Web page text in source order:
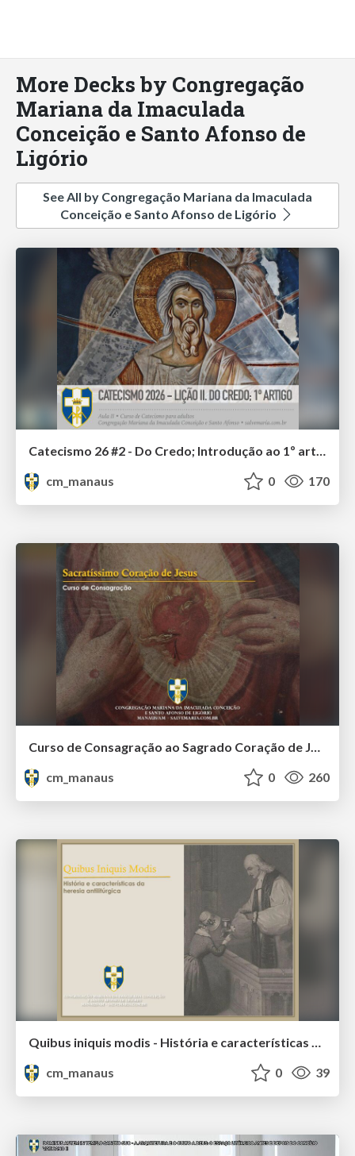
More Decks by Congregação
Mariana da Imaculada
Conceição e Santo Afonso de
Ligório
See All by Congregação Mariana da Imaculada
Conceição e Santo Afonso de Ligório
Catecismo 26 #2 - Do Credo; Introdução ao 1º artigo
cm_manaus
0 170
cm_manaus
0 260
Quibus iniquis modis - História e características da heresia antilitúrgica
cm_manaus
0 39